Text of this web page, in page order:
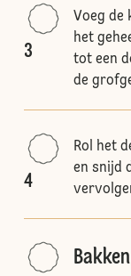
3
Voeg de
het
tot een
de
4
Rol het
en snijd